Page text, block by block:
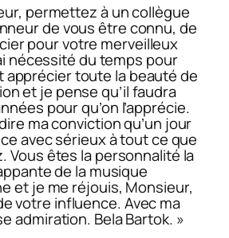
permettez à un collègue
de vous être connu, de
pour votre merveilleux
nécessité du temps pour
apprécier toute la beauté de
et je pense qu’il faudra
pour qu’on l’apprécie.
ma conviction qu’un jour
avec sérieux à tout ce que
Vous êtes la personnalité la
de la musique
et je me réjouis, Monsieur,
votre influence. Avec ma
admiration. Bela Bartok. »